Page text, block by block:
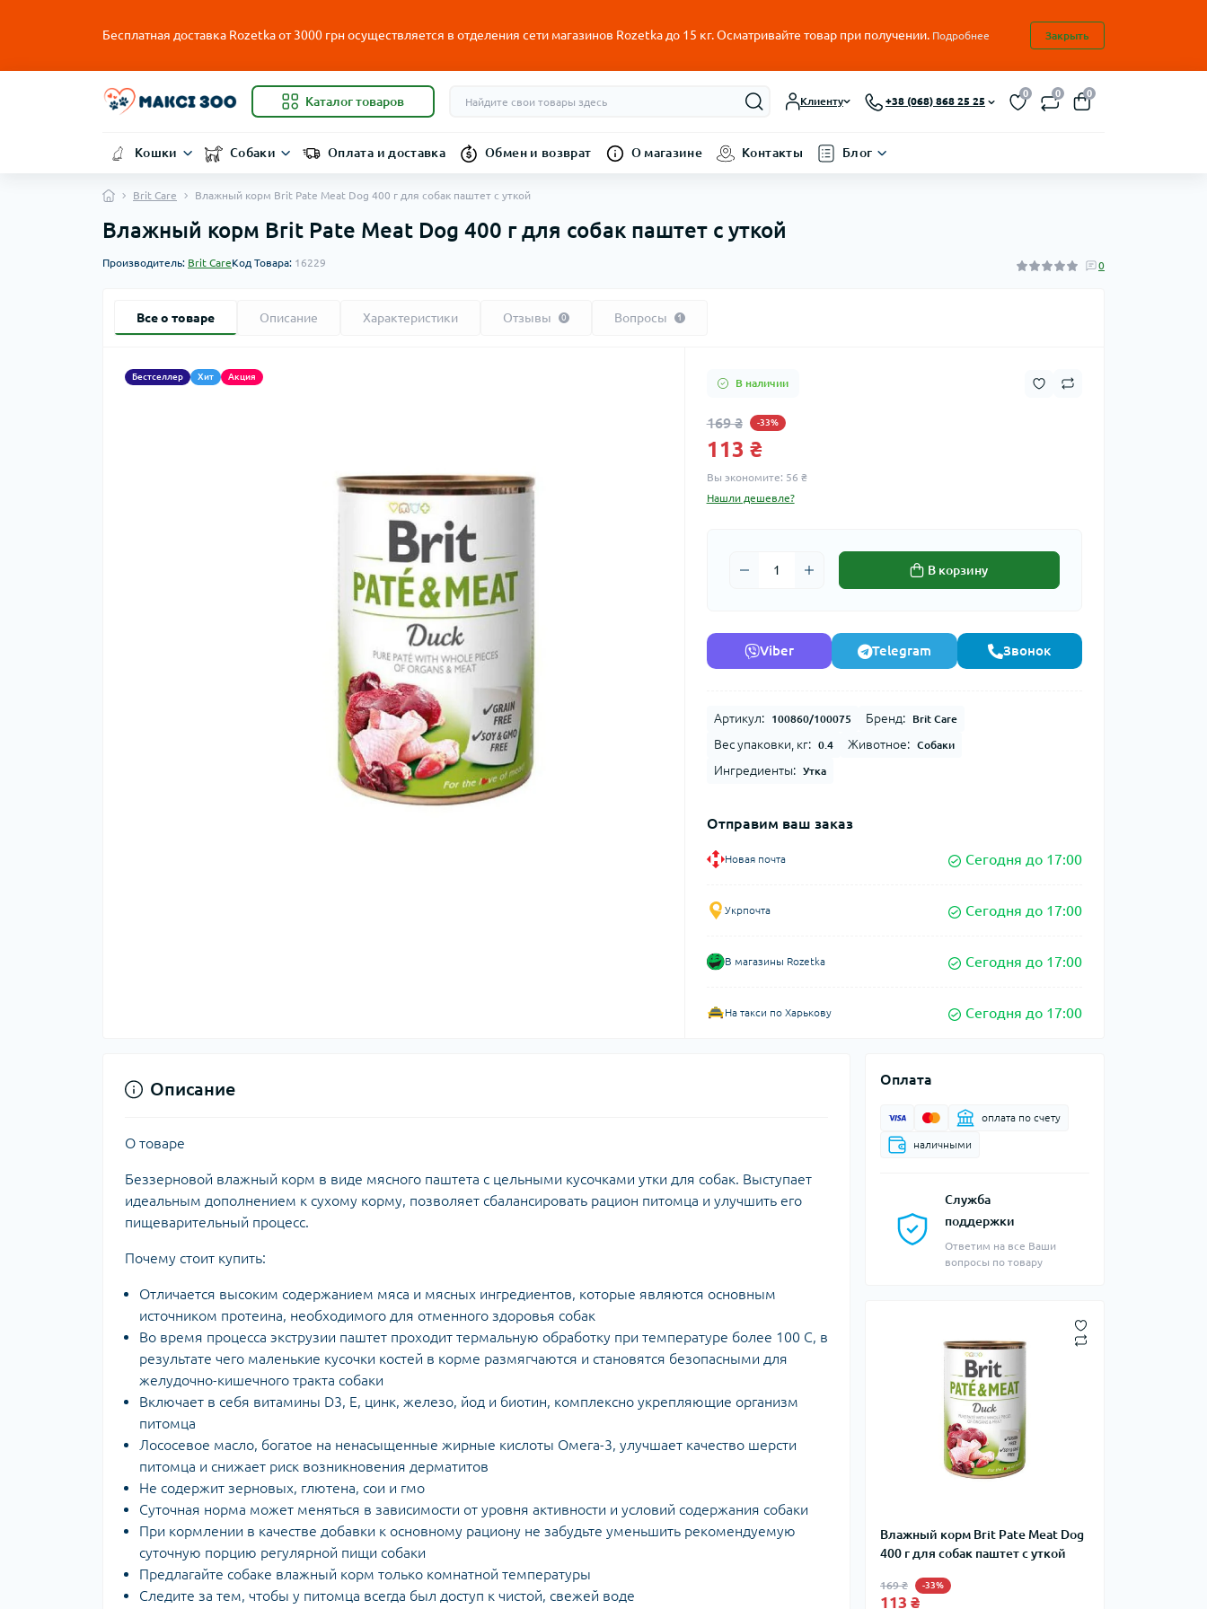
Бесплатная доставка Rozetka от3000 грн осуществляется в отделения сети магазинов Rozetka до 15 кг. Осматривайте товар при получении. Подробнее Закрыть
Каталог товаров Клиенту +38 (068) 868 25 25
0 0 0
Кошки Собаки Оплата и доставка Обмен и возврат О магазине Контакты Блог
Brit Care Влажный корм Brit Pate Meat Dog 400 г для собак паштет с уткой
Влажный корм Brit Pate Meat Dog 400 г для собак паштет с уткой
Производитель: Brit CareКод Товара: 16229 0
Все о товаре Описание Характеристики Отзывы 0 Вопросы 1
Бестселлер Хит Акция
В наличии
169 ₴ -33%
113 ₴
Вы экономите: 56 ₴
Нашли дешевле?
В корзину
Viber Telegram Звонок
Артикул: 100860/100075 Бренд: Brit Care
Вес упаковки, кг: 0.4 Животное: Собаки
Ингредиенты: Утка
Отправим ваш заказ
Новая почта Сегодня до 17:00
Укрпочта Сегодня до 17:00
В магазины Rozetka Сегодня до 17:00
На такси по Харькову Сегодня до 17:00
Оплата
оплата по счету
наличными
Служба
поддержки
Ответим на все Ваши
вопросы по товару
Влажный корм Brit Pate Meat Dog
400 г для собак паштет с уткой
169 ₴ -33%
113 ₴
Описание
О товаре
Беззерновой влажный корм в виде мясного паштета с цельными кусочками утки для собак. Выступает
идеальным дополнением к сухому корму, позволяет сбалансировать рацион питомца и улучшить его
пищеварительный процесс.
Почему стоит купить:
Отличается высоким содержанием мяса и мясных ингредиентов, которые являются основным
источником протеина, необходимого для отменного здоровья собак
Во время процесса экструзии паштет проходит термальную обработку при температуре более 100 С, в
результате чего маленькие кусочки костей в корме размягчаются и становятся безопасными для
желудочно-кишечного тракта собаки
Включает в себя витамины D3, Е, цинк, железо, йод и биотин, комплексно укрепляющие организм
питомца
Лососевое масло, богатое на ненасыщенные жирные кислоты Омега-3, улучшает качество шерсти
питомца и снижает риск возникновения дерматитов
Не содержит зерновых, глютена, сои и гмо
Суточная норма может меняться в зависимости от уровня активности и условий содержания собаки
При кормлении в качестве добавки к основному рациону не забудьте уменьшить рекомендуемую
суточную порцию регулярной пищи собаки
Предлагайте собаке влажный корм только комнатной температуры
Следите за тем, чтобы у питомца всегда был доступ к чистой, свежей воде